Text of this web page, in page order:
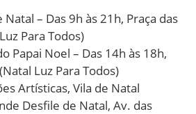
Natal – Das 9h às 21h, Praça das
Para Todos)
Papai Noel – Das 14h às 18h,
Luz Para Todos)
Artísticas, Vila de Natal
Desfile de Natal, Av. das